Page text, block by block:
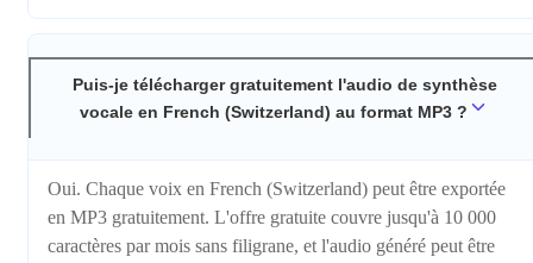
Puis-je télécharger gratuitement l'audio de synthèse
vocale en French (Switzerland) au format MP3 ?
Oui. Chaque voix en French (Switzerland) peut être exportée
en MP3 gratuitement. L'offre gratuite couvre jusqu'à 10 000
caractères par mois sans filigrane, et l'audio généré peut être